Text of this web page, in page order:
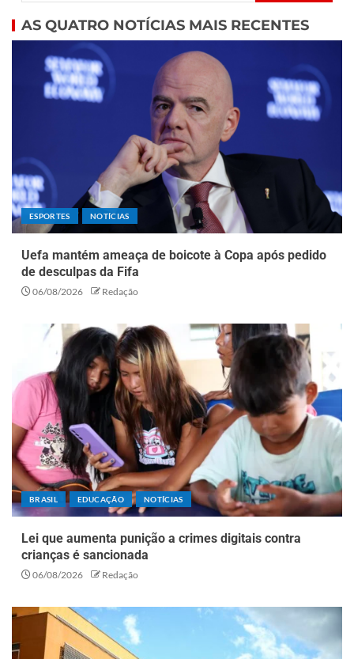
AS QUATRO NOTÍCIAS MAIS RECENTES
ESPORTES NOTÍCIAS
Uefa mantém ameaça de boicote à Copa após pedido
de desculpas da Fifa
06/08/2026 Redação
BRASIL EDUCAÇÃO NOTÍCIAS
Lei que aumenta punição a crimes digitais contra
crianças é sancionada
06/08/2026 Redação